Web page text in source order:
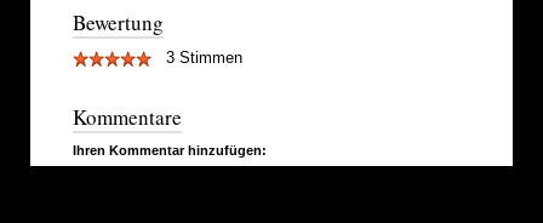
Bewertung
3 Stimmen
Kommentare
Ihren Kommentar hinzufügen: